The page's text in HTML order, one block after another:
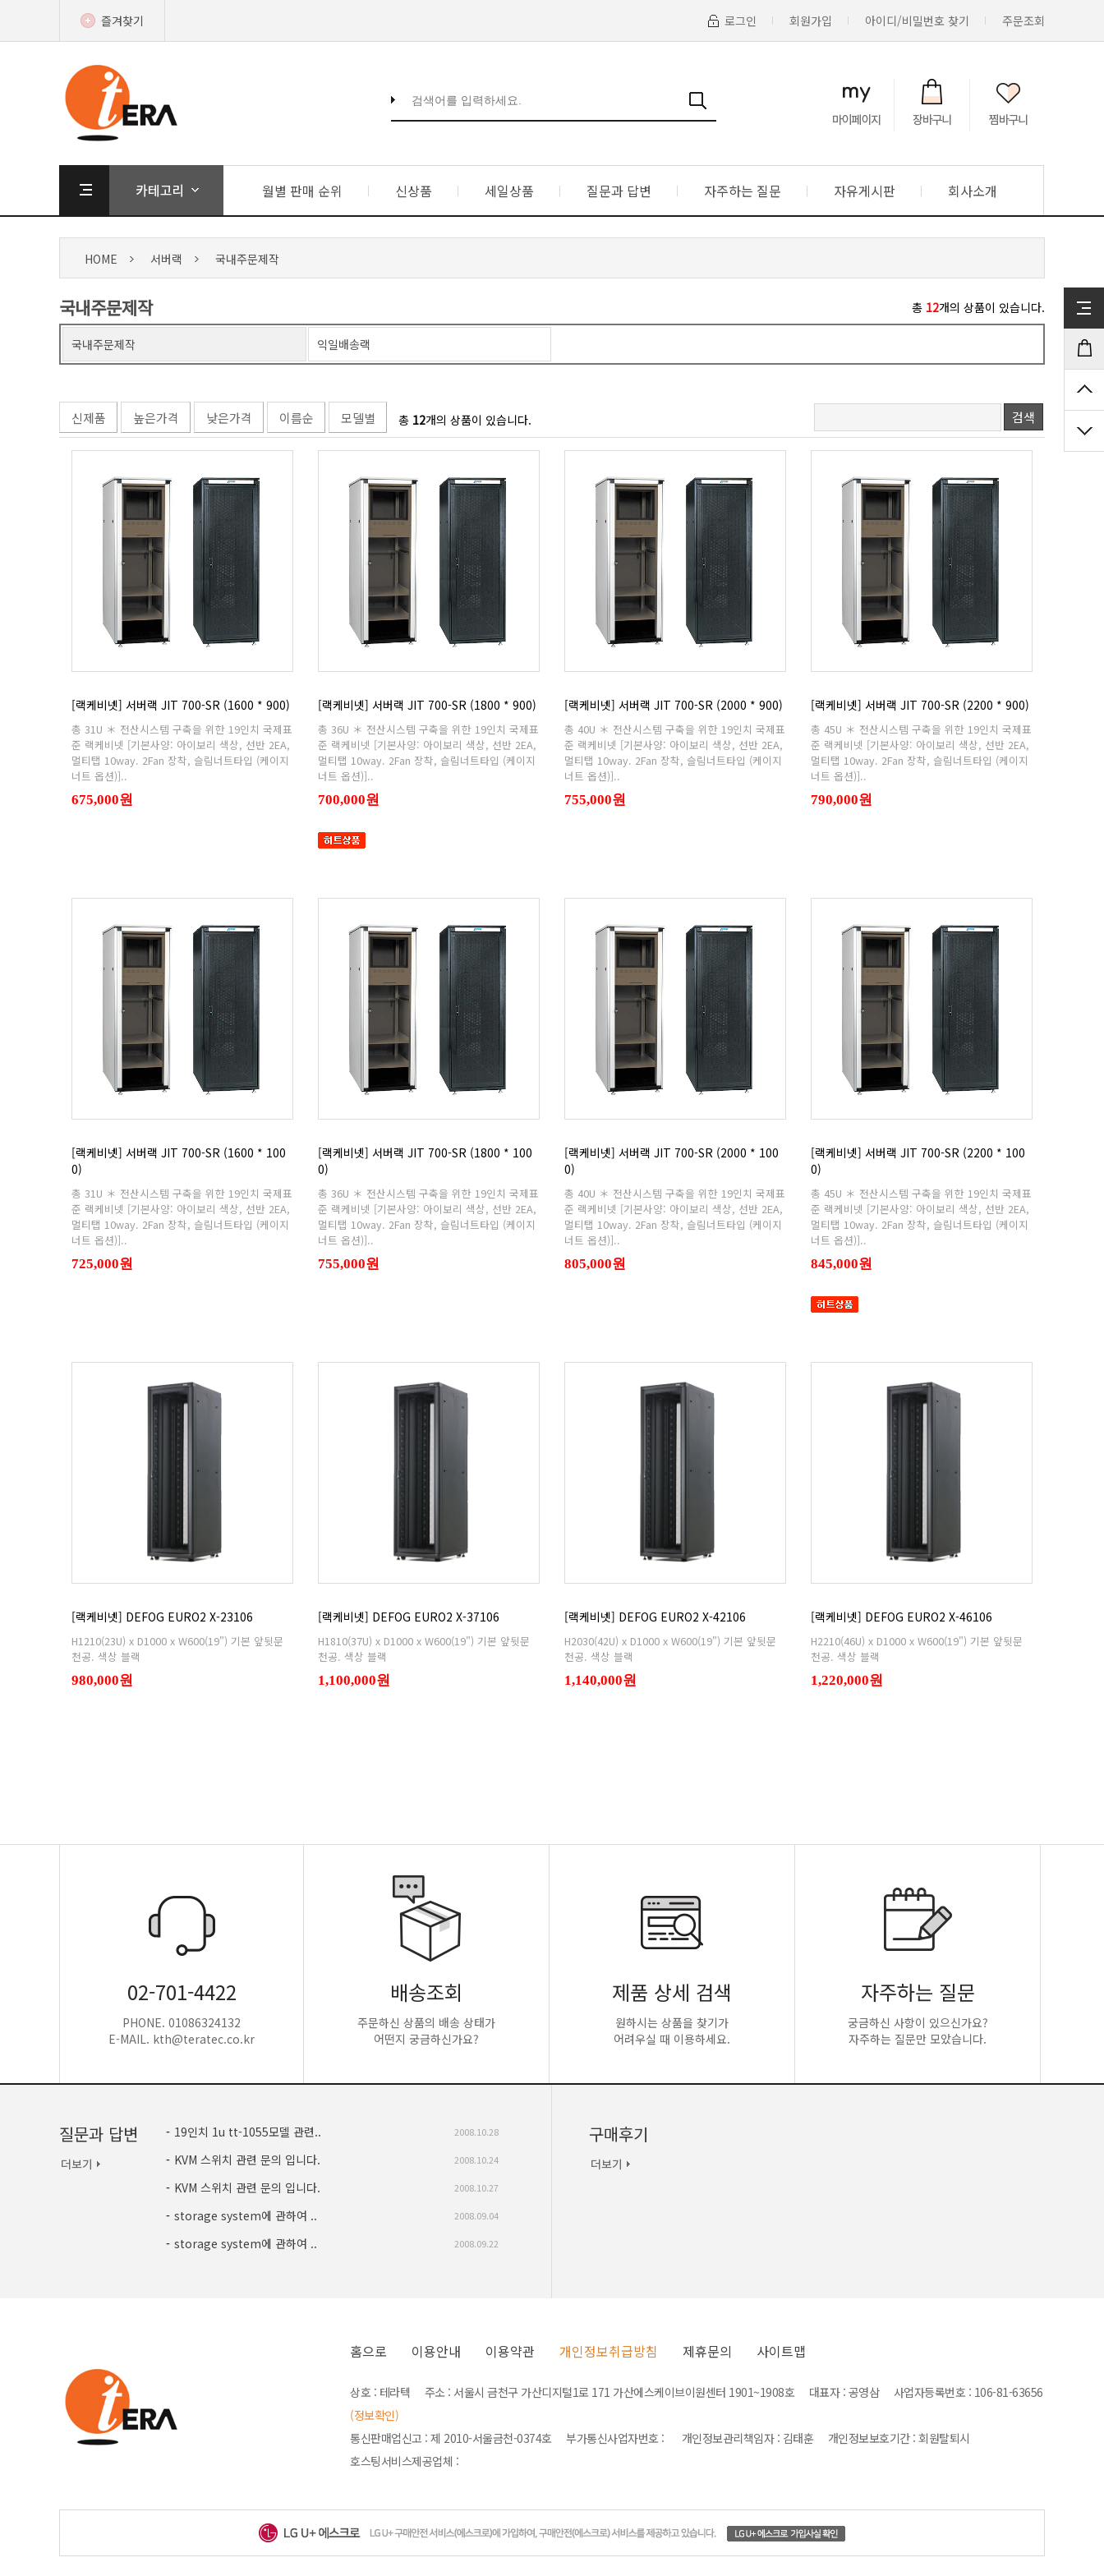
즐겨찾기 로그인 회원가입 아이디/비밀번호 찾기 주문조회
월별 판매 순위 신상품 세일상품 질문과 답변 자주하는 질문 자유게시판 회사소개
HOME 서버랙 국내주문제작
국내주문제작 총 12개의 상품이 있습니다.
국내주문제작 익일배송랙
신제품 높은가격 낮은가격 이름순 모델별 총 12개의 상품이 있습니다. 검색
[랙케비넷] 서버랙 JIT 700-SR (1600 * 900)
너트 옵션)]..
675,000원
[랙케비넷] 서버랙 JIT 700-SR (1800 * 900)
너트 옵션)]..
700,000원
[랙케비넷] 서버랙 JIT 700-SR (2000 * 900)
너트 옵션)]..
755,000원
[랙케비넷] 서버랙 JIT 700-SR (2200 * 900)
너트 옵션)]..
790,000원
0)
너트 옵션)]..
725,000원
0)
너트 옵션)]..
755,000원
0)
너트 옵션)]..
805,000원
0)
너트 옵션)]..
845,000원
[랙케비넷] DEFOG EURO2 X-23106
천공. 색상 블랙
980,000원
[랙케비넷] DEFOG EURO2 X-37106
천공. 색상 블랙
1,100,000원
[랙케비넷] DEFOG EURO2 X-42106
천공. 색상 블랙
1,140,000원
[랙케비넷] DEFOG EURO2 X-46106
천공. 색상 블랙
1,220,000원
02-701-4422
PHONE. 01086324132
E-MAIL. kth@teratec.co.kr
배송조회
주문하신 상품의 배송 상태가
어떤지 궁금하신가요?
제품 상세 검색
원하시는 상품을 찾기가
어려우실 때 이용하세요.
자주하는 질문
궁금하신 사항이 있으신가요?
자주하는 질문만 모았습니다.
질문과 답변 - 19인치 1u tt-1055모델 관련.. 2008.10.28
- KVM 스위치 관련 문의 입니다. 2008.10.24
- KVM 스위치 관련 문의 입니다. 2008.10.27
- storage system에 관하여 .. 2008.09.04
- storage system에 관하여 .. 2008.09.22
구매후기
홈으로 이용안내 이용약관 개인정보취급방침 제휴문의 사이트맵
상호 : 테라텍 주소 : 서울시 금천구 가산디지털1로 171 가산에스케이브이원센터 1901~1908호 대표자 : 공영삼 사업자등록번호 : 106-81-63656
(정보확인)
통신판매업신고 : 제 2010-서울금천-0374호 부가통신사업자번호 : 개인정보관리책임자 : 김태훈 개인정보보호기간 : 회원탈퇴시
호스팅서비스제공업체 :